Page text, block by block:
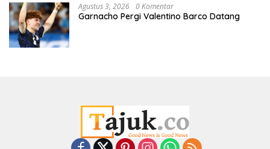
Agustus 3, 2026 0 Komentar
Garnacho Pergi Valentino Barco Datang